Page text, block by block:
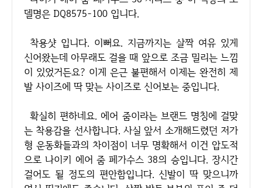
델명은 DQ8575-100 입니다.
착용샷 입니다. 이뻐요. 지금까지는 살짝 여유 있게
신어왔는데 아무래도 걸을 때 앞으로 조금 밀리는 느낌
이 있었거든요? 이게 은근 불편해서 이제는 완전히 제
발 사이즈에 딱 맞는 사이즈로 신어보는 중입니다.
확실히 편하네요. 에어 줌이라는 브랜드 명칭에 걸맞
는 착용감을 선사합니다. 사실 앞서 소개해드렸던 저가
형 운동화들과의 차이점이 너무 명확해서 이건 압도적
으로 나이키 에어 줌 페가수스 38의 승입니다. 장시간
걸어도 될 정도의 편안함입니다. 신발이 딱 맞으니까